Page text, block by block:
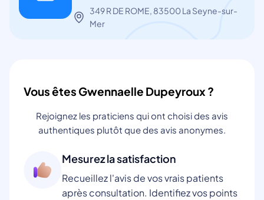
349 R DE ROME, 83500 La Seyne-sur-
Mer
Vous êtes Gwennaelle Dupeyroux ?
Rejoignez les praticiens qui ont choisi des avis
authentiques plutôt que des avis anonymes.
Mesurez la satisfaction
Recueillez l'avis de vos vrais patients
après consultation. Identifiez vos points